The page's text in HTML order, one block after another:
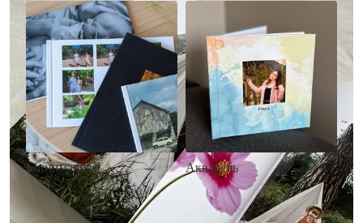
Минимализм
• Без декора
• Выбор цвета фона
Акварель
• Декор в стиле
акварельных красок